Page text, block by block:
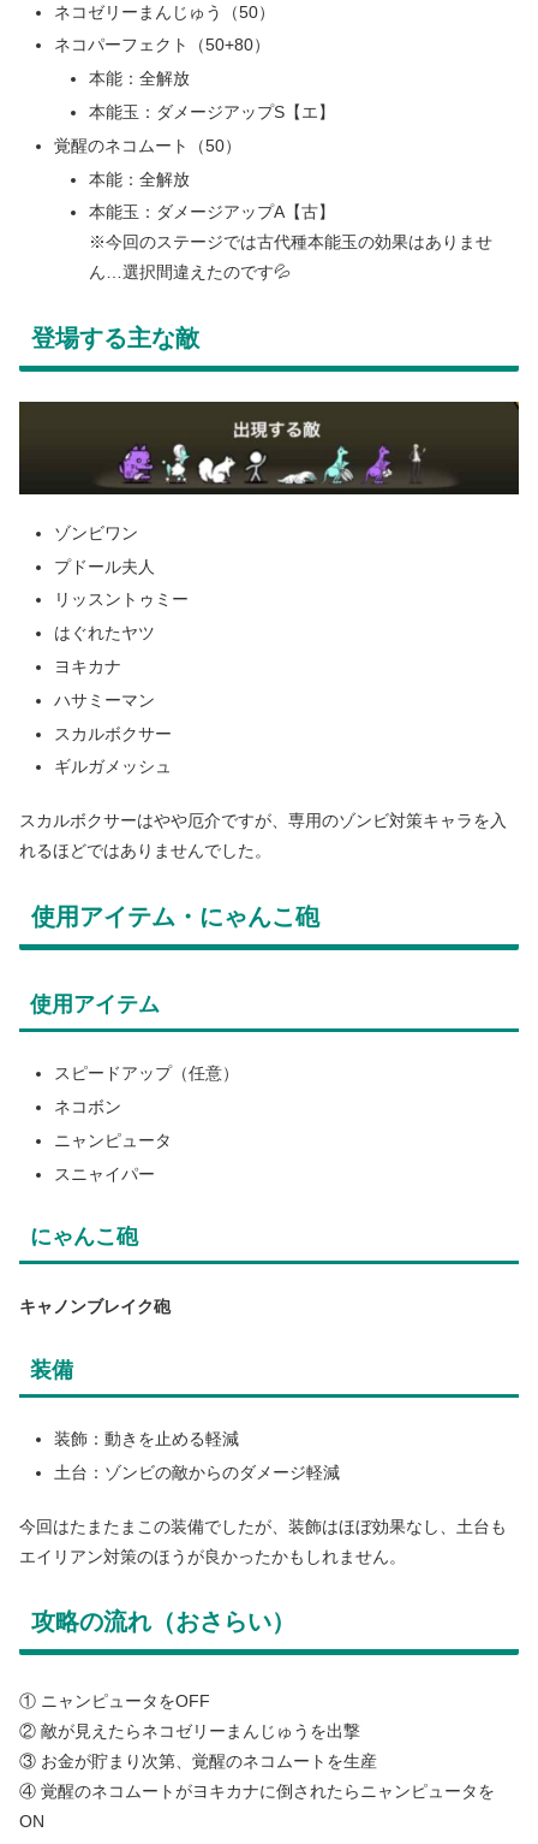
ネコゼリーまんじゅう（50）
ネコパーフェクト（50+80）
本能：全解放
本能玉：ダメージアップS【エ】
覚醒のネコムート（50）
本能：全解放
本能玉：ダメージアップA【古】
※今回のステージでは古代種本能玉の効果はありませ
ん…選択間違えたのです💦
登場する主な敵
ゾンビワン
プドール夫人
リッスントゥミー
はぐれたヤツ
ヨキカナ
ハサミーマン
スカルボクサー
ギルガメッシュ
スカルボクサーはやや厄介ですが、専用のゾンビ対策キャラを入
れるほどではありませんでした。
使用アイテム・にゃんこ砲
使用アイテム
スピードアップ（任意）
ネコボン
ニャンピュータ
スニャイパー
にゃんこ砲
キャノンブレイク砲
装備
装飾：動きを止める軽減
土台：ゾンビの敵からのダメージ軽減
今回はたまたまこの装備でしたが、装飾はほぼ効果なし、土台も
エイリアン対策のほうが良かったかもしれません。
攻略の流れ（おさらい）
① ニャンピュータをOFF
② 敵が見えたらネコゼリーまんじゅうを出撃
③ お金が貯まり次第、覚醒のネコムートを生産
④ 覚醒のネコムートがヨキカナに倒されたらニャンピュータを
ON